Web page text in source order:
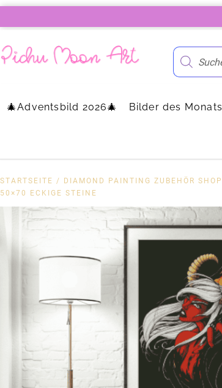
🎄Adventsbild 2026🎄 Bilder des Monats
STARTSEITE / DIAMOND PAINTING ZUBEHÖR SHOP
50×70 ECKIGE STEINE